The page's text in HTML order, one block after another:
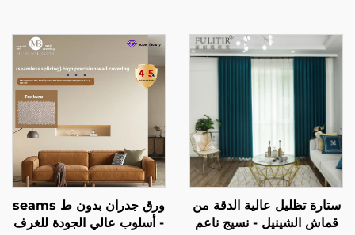
ستارة تظليل عالية الدقة من
قماش الشينيل - نسيج ناعم
ورق جدران بدون ط seams
- أسلوب عالي الجودة للغرف